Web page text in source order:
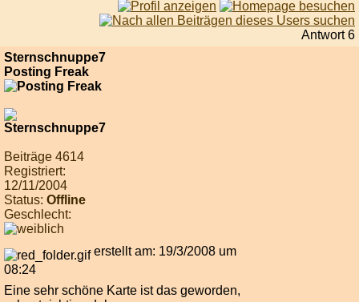
Antwort 6
Sternschnuppe7
Posting Freak
Beiträge 4614
Registriert:
12/11/2004
Status: Offline
Geschlecht:
erstellt am: 19/3/2008 um
08:24
Eine sehr schöne Karte ist das geworden,